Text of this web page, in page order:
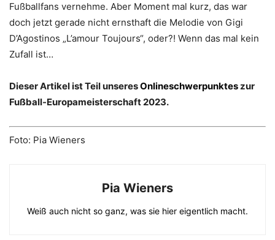
Fußballfans vernehme. Aber Moment mal kurz, das war
doch jetzt gerade nicht ernsthaft die Melodie von Gigi
D’Agostinos „L’amour Toujours“, oder?! Wenn das mal kein
Zufall ist…
Dieser Artikel ist Teil unseresOnlineschwerpunkteszur
Fußball-Europameisterschaft 2023.
Foto: Pia Wieners
Pia Wieners
Weiß auch nicht so ganz, was sie hier eigentlich macht.